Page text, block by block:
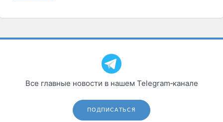
Все главные новости в нашем Telegram‑канале
ПОДПИСАТЬСЯ